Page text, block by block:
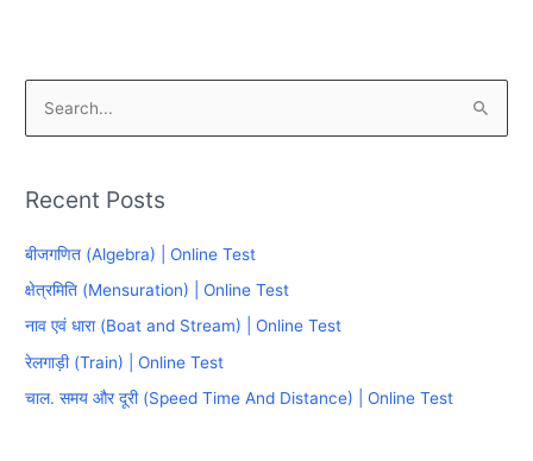
r
c
o
r
:
Recent Posts
बीजगणित (Algebra) | Online Test
क्षेत्रमिति (Mensuration) | Online Test
नाव एवं धारा (Boat and Stream) | Online Test
रेलगाड़ी (Train) | Online Test
चाल. समय और दूरी (Speed Time And Distance) | Online Test